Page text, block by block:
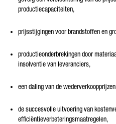
productiecapaciteiten,
prijsstijgingen voor brandstoffen en
productieonderbrekingen door
insolventie van leveranciers,
een daling van de
de succesvolle uitvoering van
efficiëntieverbeteringsmaatregelen,